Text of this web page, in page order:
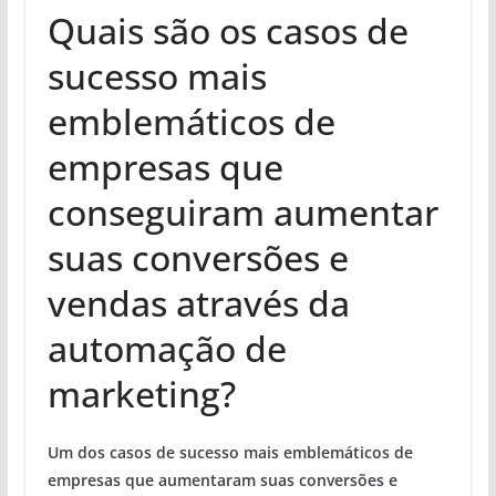
Quais são os casos de
sucesso mais
emblemáticos de
empresas que
conseguiram aumentar
suas conversões e
vendas através da
automação de
marketing?
Um dos casos de sucesso mais emblemáticos de
empresas que aumentaram suas conversões e